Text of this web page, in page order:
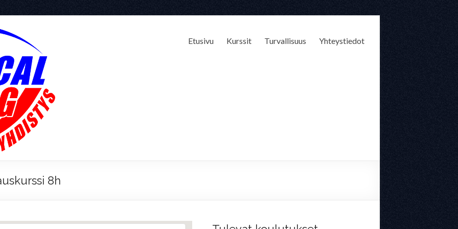
Etusivu Kurssit Turvallisuus Yhteystiedot
8h